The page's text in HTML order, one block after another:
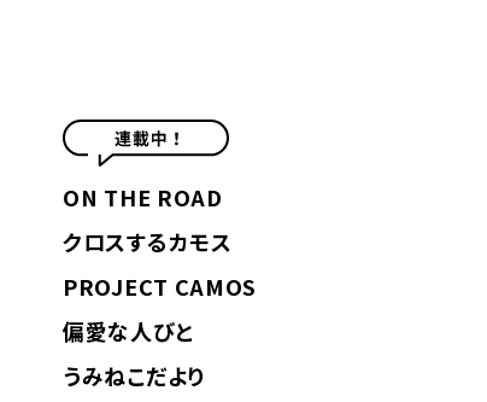
ON THE ROAD
クロスするカモス
PROJECT CAMOS
偏愛な人びと
うみねこだより